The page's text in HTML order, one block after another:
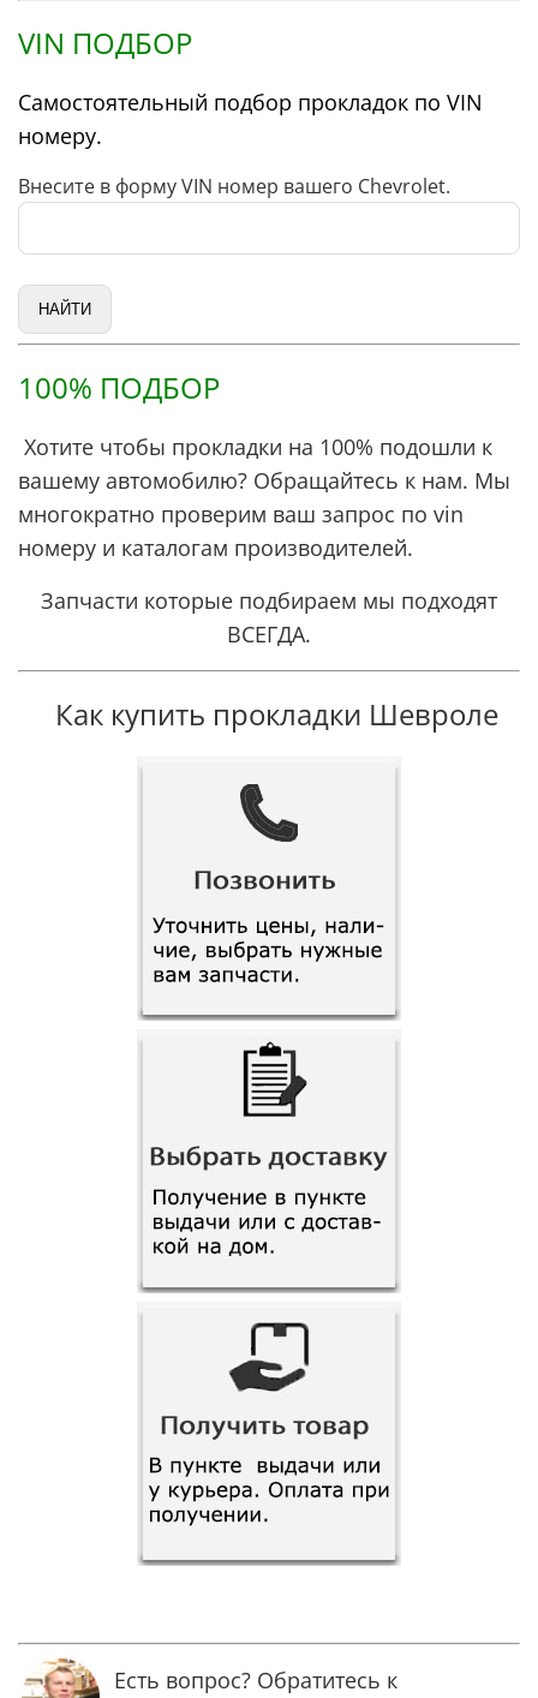
VIN ПОДБОР
Самостоятельный подбор прокладок по VIN
номеру.
Внесите в форму VIN номер вашего Chevrolet.
100% ПОДБОР
Хотите чтобы прокладки на 100% подошли к
вашему автомобилю? Обращайтесь к нам. Мы
многократно проверим ваш запрос по vin
номеру и каталогам производителей.
Запчасти которые подбираем мы подходят
ВСЕГДА.
Как купить прокладки Шевроле
Есть вопрос? Обратитесь к